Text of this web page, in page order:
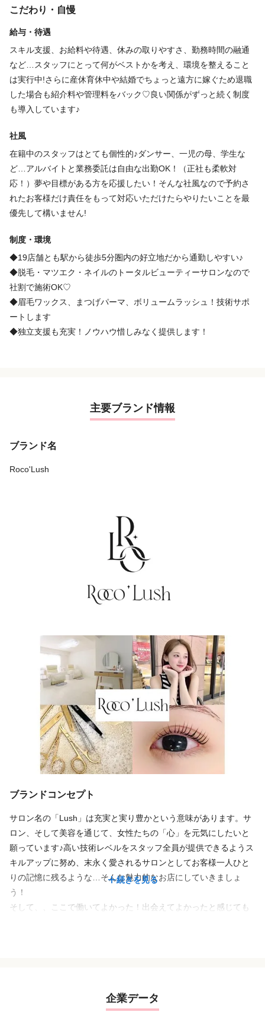
こだわり・自慢
給与・待遇
スキル支援、お給料や待遇、休みの取りやすさ、勤務時間の融通
など…スタッフにとって何がベストかを考え、環境を整えること
は実行中!さらに産休育休中や結婚でちょっと遠方に嫁ぐため退職
した場合も紹介料や管理料をバック♡良い関係がずっと続く制度
も導入しています♪
社風
在籍中のスタッフはとても個性的♪ダンサー、一児の母、学生な
ど…アルバイトと業務委託は自由な出勤OK！（正社も柔軟対
応！）夢や目標がある方を応援したい！そんな社風なので予約さ
れたお客様だけ責任をもって対応いただけたらやりたいことを最
優先して構いません!
制度・環境
◆19店舗とも駅から徒歩5分圏内の好立地だから通勤しやすい♪
◆脱毛・マツエク・ネイルのトータルビューティーサロンなので
社割で施術OK♡
◆眉毛ワックス、まつげパーマ、ボリュームラッシュ！技術サポ
ートします
◆独立支援も充実！ノウハウ惜しみなく提供します！
主要ブランド情報
ブランド名
Roco'Lush
ブランドコンセプト
サロン名の「Lush」は充実と実り豊かという意味があります。サ
ロン、そして美容を通じて、女性たちの「心」を元気にしたいと
願っています♪高い技術レベルをスタッフ全員が提供できるようス
キルアップに努め、末永く愛されるサロンとしてお客様一人ひと
りの記憶に残るような…そんな魅力的なお店にしていきましょ
う！
そして、、ここで働いてよかった！出会えてよかったと感じても
続きを見る
企業データ